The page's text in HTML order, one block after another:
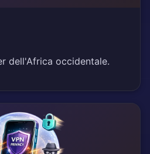
dell'Africa occidentale.